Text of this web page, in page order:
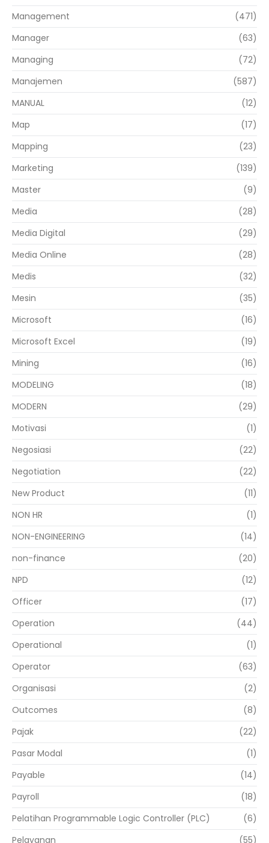
Management
(471)
Manager
(63)
Managing
(72)
Manajemen
(587)
MANUAL
(12)
Map
(17)
Mapping
(23)
Marketing
(139)
Master
(9)
Media
(28)
Media Digital
(29)
Media Online
(28)
Medis
(32)
Mesin
(35)
Microsoft
(16)
Microsoft Excel
(19)
Mining
(16)
MODELING
(18)
MODERN
(29)
Motivasi
(1)
Negosiasi
(22)
Negotiation
(22)
New Product
(11)
NON HR
(1)
NON-ENGINEERING
(14)
non-finance
(20)
NPD
(12)
Officer
(17)
Operation
(44)
Operational
(1)
Operator
(63)
Organisasi
(2)
Outcomes
(8)
Pajak
(22)
Pasar Modal
(1)
Payable
(14)
Payroll
(18)
Pelatihan Programmable Logic Controller (PLC)
(6)
Pelayanan
(55)